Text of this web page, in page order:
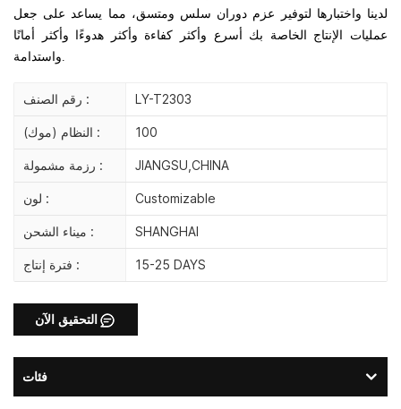
لدينا واختبارها لتوفير عزم دوران سلس ومتسق، مما يساعد على جعل
عمليات الإنتاج الخاصة بك أسرع وأكثر كفاءة وأكثر هدوءًا وأكثر أمانًا
رقم الصنف : LY-T2303
النظام (موك) : 100
رزمة مشمولة : JIANGSU,CHINA
لون : Customizable
ميناء الشحن : SHANGHAI
فترة إنتاج : 15-25 DAYS
التحقيق الآن
فئات